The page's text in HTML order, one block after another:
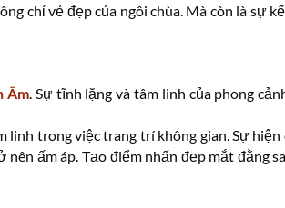
chỉ vẻ đẹp của ngôi chùa. Mà còn là sự
Âm. Sự tĩnh lặng và tâm linh của phong
trong việc trang trí không gian. Sự hiện
ấm áp. Tạo điểm nhấn đẹp mắt đằng